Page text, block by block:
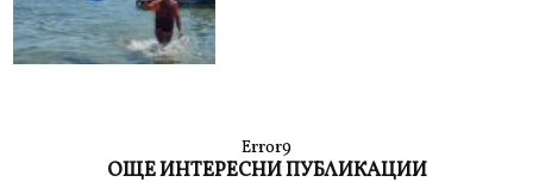
Error9
ОЩЕ ИНТЕРЕСНИ ПУБЛИКАЦИИ